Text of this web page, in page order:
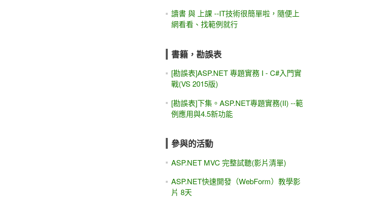
讀書 與 上課 --IT技術很簡單啦，隨便上
網看看、找範例就行
書籍，勘誤表
[勘誤表]ASP.NET 專題實務 I - C#入門實
戰(VS 2015版)
[勘誤表]下集。ASP.NET專題實務(II) --範
例應用與4.5新功能
參與的活動
ASP.NET MVC 完整試聽(影片清單)
ASP.NET快速開發（WebForm）教學影
片 8天